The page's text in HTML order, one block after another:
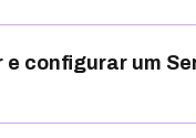
e configurar um